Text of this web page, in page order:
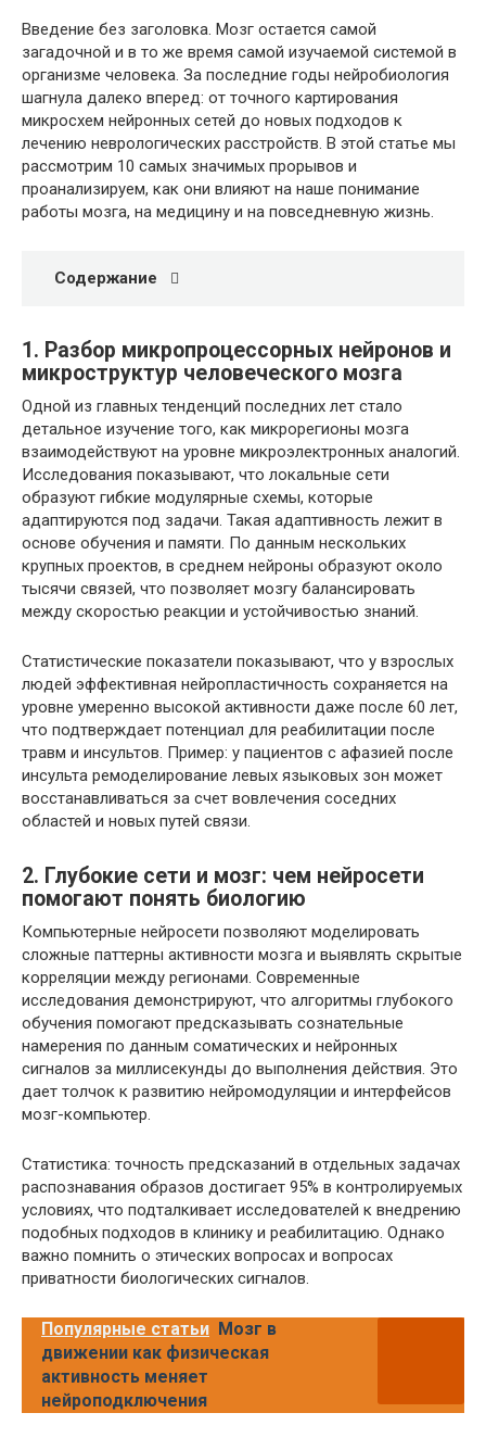
Введение без заголовка. Мозг остается самой
загадочной и в то же время самой изучаемой системой в
организме человека. За последние годы нейробиология
шагнула далеко вперед: от точного картирования
микросхем нейронных сетей до новых подходов к
лечению неврологических расстройств. В этой статье мы
рассмотрим 10 самых значимых прорывов и
проанализируем, как они влияют на наше понимание
работы мозга, на медицину и на повседневную жизнь.
Содержание
1. Разбор микропроцессорных нейронов и
микроструктур человеческого мозга
Одной из главных тенденций последних лет стало
детальное изучение того, как микрорегионы мозга
взаимодействуют на уровне микроэлектронных аналогий.
Исследования показывают, что локальные сети
образуют гибкие модулярные схемы, которые
адаптируются под задачи. Такая адаптивность лежит в
основе обучения и памяти. По данным нескольких
крупных проектов, в среднем нейроны образуют около
тысячи связей, что позволяет мозгу балансировать
между скоростью реакции и устойчивостью знаний.
Статистические показатели показывают, что у взрослых
людей эффективная нейропластичность сохраняется на
уровне умеренно высокой активности даже после 60 лет,
что подтверждает потенциал для реабилитации после
травм и инсультов. Пример: у пациентов с афазией после
инсульта ремоделирование левых языковых зон может
восстанавливаться за счет вовлечения соседних
областей и новых путей связи.
2. Глубокие сети и мозг: чем нейросети
помогают понять биологию
Компьютерные нейросети позволяют моделировать
сложные паттерны активности мозга и выявлять скрытые
корреляции между регионами. Современные
исследования демонстрируют, что алгоритмы глубокого
обучения помогают предсказывать сознательные
намерения по данным соматических и нейронных
сигналов за миллисекунды до выполнения действия. Это
дает толчок к развитию нейромодуляции и интерфейсов
мозг-компьютер.
Статистика: точность предсказаний в отдельных задачах
распознавания образов достигает 95% в контролируемых
условиях, что подталкивает исследователей к внедрению
подобных подходов в клинику и реабилитацию. Однако
важно помнить о этических вопросах и вопросах
приватности биологических сигналов.
Популярные статьи Мозг в
движении как физическая
активность меняет
нейроподключения